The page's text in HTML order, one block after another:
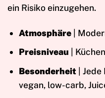
ein Risiko einzugehen.
Atmosphäre|
Preisniveau |
Besonderheit| Jede
vegan, low-carb,